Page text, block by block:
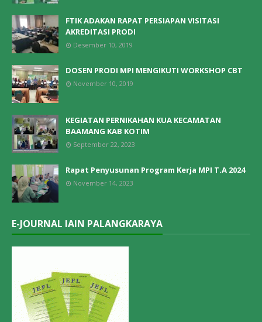
FTIK ADAKAN RAPAT PERSIAPAN VISITASI
AKREDITASI PRODI
Desember 10, 2019
DOSEN PRODI MPI MENGIKUTI WORKSHOP CBT
November 10, 2019
KEGIATAN PERNIKAHAN KUA KECAMATAN
BAAMANG KAB KOTIM
September 22, 2023
Rapat Penyusunan Program Kerja MPI T.A 2024
November 14, 2023
E-JOURNAL IAIN PALANGKARAYA